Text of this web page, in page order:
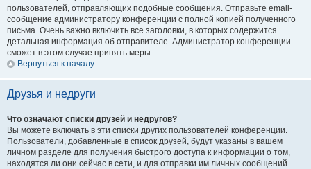
пользователей, отправляющих подобные сообщения. Отправьте email-
сообщение администратору конференции с полной копией полученного
письма. Очень важно включить все заголовки, в которых содержится
детальная информация об отправителе. Администратор конференции
сможет в этом случае принять меры.
Вернуться к началу
Друзья и недруги
Что означают списки друзей и недругов?
Вы можете включать в эти списки других пользователей конференции.
Пользователи, добавленные в список друзей, будут указаны в вашем
личном разделе для получения быстрого доступа к информации о том,
находятся ли они сейчас в сети, и для отправки им личных сообщений.